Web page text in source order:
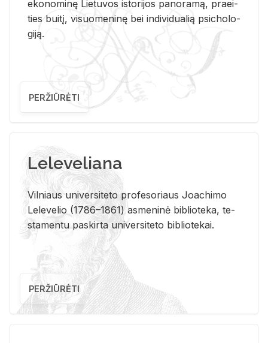
eko­no­mi­nę Lie­tu­vos is­to­ri­jos pa­no­ra­mą, pra­ei­
ties bui­tį, vi­suo­me­ni­nę bei in­di­vi­dua­lią psi­cho­lo­
gi­ją.
PERŽIŪRĖTI
Leleveliana
Vil­niaus uni­ver­si­te­to pro­fe­so­riaus Jo­a­chi­mo
Le­le­ve­lio (1786–1861) as­me­ni­nė bi­b­lio­te­ka, te­
sta­men­tu pa­skir­ta uni­ver­si­te­to bi­b­lio­te­kai.
PERŽIŪRĖTI